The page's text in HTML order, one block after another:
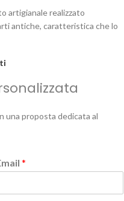
artigianale realizzato
antiche, caratteristica che lo
una proposta dedicata al
*